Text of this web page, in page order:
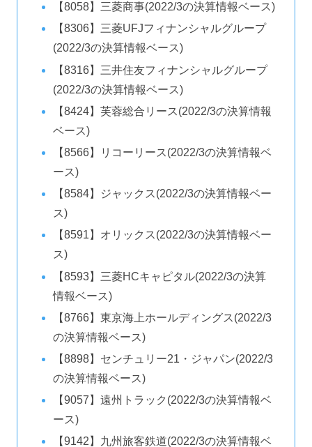
【8058】三菱商事(2022/3の決算情報ベース)
【8306】三菱UFJフィナンシャルグループ
(2022/3の決算情報ベース)
【8316】三井住友フィナンシャルグループ
(2022/3の決算情報ベース)
【8424】芙蓉総合リース(2022/3の決算情報
ベース)
【8566】リコーリース(2022/3の決算情報ベ
ース)
【8584】ジャックス(2022/3の決算情報ベー
ス)
【8591】オリックス(2022/3の決算情報ベー
ス)
【8593】三菱HCキャピタル(2022/3の決算
情報ベース)
【8766】東京海上ホールディングス(2022/3
の決算情報ベース)
【8898】センチュリー21・ジャパン(2022/3
の決算情報ベース)
【9057】遠州トラック(2022/3の決算情報ベ
ース)
【9142】九州旅客鉄道(2022/3の決算情報ベ